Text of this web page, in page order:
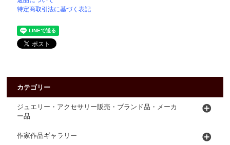
特定商取引法に基づく表記
カテゴリー
ジュエリー・アクセサリー販売・ブランド品・メーカ
ー品
作家作品ギャラリー